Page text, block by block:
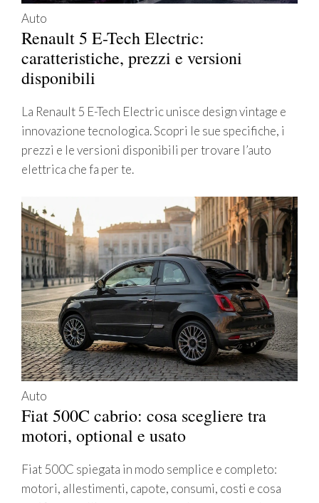
Auto
Renault 5 E-Tech Electric:
caratteristiche, prezzi e versioni
disponibili
La Renault 5 E-Tech Electric unisce design vintage e
innovazione tecnologica. Scopri le sue specifiche, i
prezzi e le versioni disponibili per trovare l’auto
elettrica che fa per te.
Auto
Fiat 500C cabrio: cosa scegliere tra
motori, optional e usato
Fiat 500C spiegata in modo semplice e completo:
motori, allestimenti, capote, consumi, costi e cosa